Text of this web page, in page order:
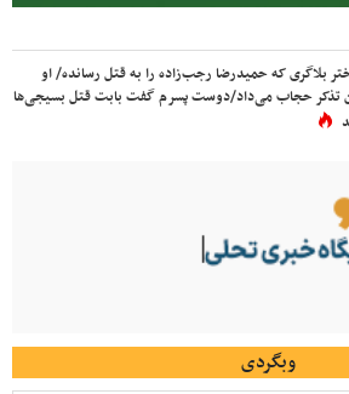
بلاگری که حمیدرضا رجب‌زاده را به قتل رسانده/ او
تذکر حجاب می‌داد/دوست پسرم گفت بابت قتل بسیجی‌ها
وبگردی